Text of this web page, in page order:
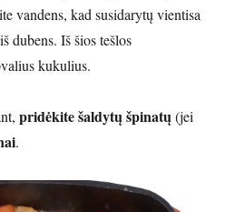
vandens, kad susidarytų vientisa
dubens. Iš šios tešlos
kukulius.
pridėkite šaldytų špinatų(jei
.